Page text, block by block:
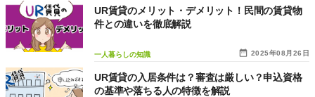
2025年08月26日
一人暮らしの知識
UR賃貸のメリット・デメリット！民間の賃貸物
件との違いを徹底解説
UR賃貸の入居条件は？審査は厳しい？申込資格
の基準や落ちる人の特徴を解説